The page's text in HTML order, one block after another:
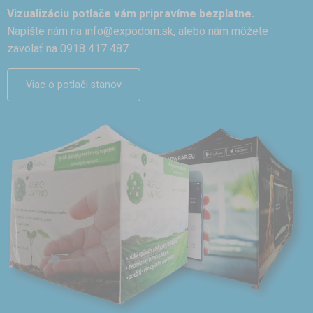
Vizualizáciu potlače vám pripravíme bezplatne.
Napíšte nám na info@expodom.sk, alebo nám môžete
zavolať na 0918 417 487
Viac o potlači stanov